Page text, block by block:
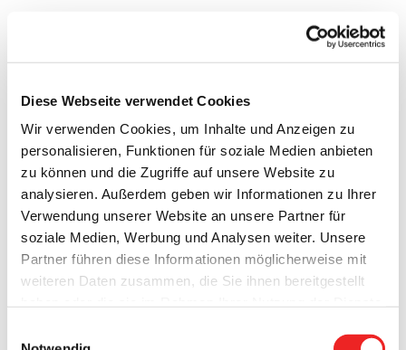
Diese Webseite verwendet Cookies
Wir verwenden Cookies, um Inhalte und Anzeigen zu
personalisieren, Funktionen für soziale Medien anbieten
zu können und die Zugriffe auf unsere Website zu
analysieren. Außerdem geben wir Informationen zu Ihrer
Verwendung unserer Website an unsere Partner für
soziale Medien, Werbung und Analysen weiter. Unsere
Partner führen diese Informationen möglicherweise mit
weiteren Daten zusammen, die Sie ihnen bereitgestellt
werden auch bei der Auswahl von
gesetzt.
Anzahl aller positiv getesteten
Corona-Fälle
116
Anzahl der Genesungen
106
Saldo der verbliebenen positiv
getesteten Corona-Fälle
10
Anzahl der
angeordneten Quarantäne-Fälle
(insgesamt)
638
Anzahl der
angeordneten Quarantäne-Fälle
72